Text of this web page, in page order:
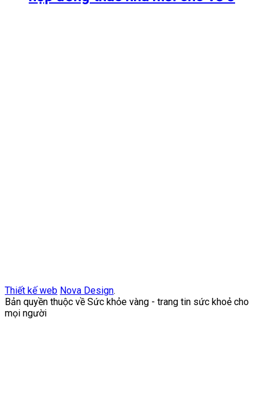
Thiết kế web Nova Design.
Bản quyền thuộc về Sức khỏe vàng - trang tin sức khoẻ cho
mọi người